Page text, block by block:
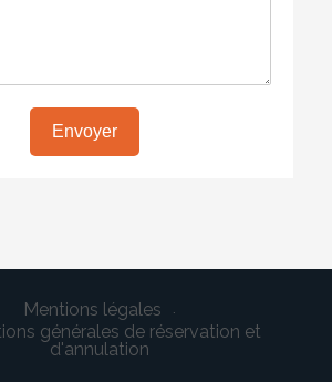
Envoyer
Mentions légales
générales de réservation et
d'annulation